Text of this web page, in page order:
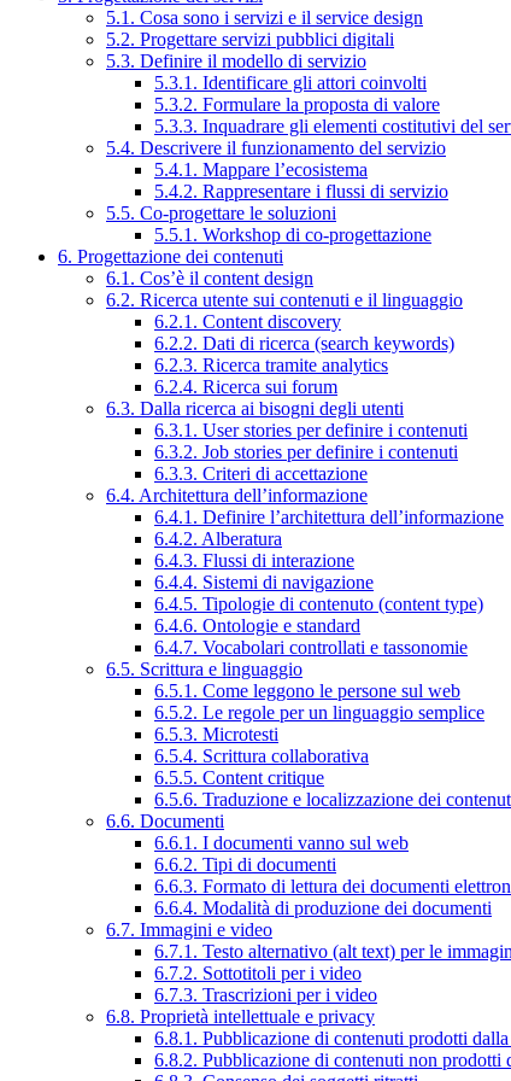
5.1. Cosa sono i servizi e il service design
5.2. Progettare servizi pubblici digitali
5.3. Definire il modello di servizio
5.3.1. Identificare gli attori coinvolti
5.3.2. Formulare la proposta di valore
5.3.3. Inquadrare gli elementi costitutivi del
5.4. Descrivere il funzionamento del servizio
5.4.1. Mappare l’ecosistema
5.4.2. Rappresentare i flussi di servizio
5.5. Co-progettare le soluzioni
5.5.1. Workshop di co-progettazione
6. Progettazione dei contenuti
6.1. Cos’è il content design
6.2. Ricerca utente sui contenuti e il linguaggio
6.2.1. Content discovery
6.2.2. Dati di ricerca (search keywords)
6.2.3. Ricerca tramite analytics
6.2.4. Ricerca sui forum
6.3. Dalla ricerca ai bisogni degli utenti
6.3.1. User stories per definire i contenuti
6.3.2. Job stories per definire i contenuti
6.3.3. Criteri di accettazione
6.4. Architettura dell’informazione
6.4.1. Definire l’architettura dell’informazione
6.4.2. Alberatura
6.4.3. Flussi di interazione
6.4.4. Sistemi di navigazione
6.4.5. Tipologie di contenuto (content type)
6.4.6. Ontologie e standard
6.4.7. Vocabolari controllati e tassonomie
6.5. Scrittura e linguaggio
6.5.1. Come leggono le persone sul web
6.5.2. Le regole per un linguaggio semplice
6.5.3. Microtesti
6.5.4. Scrittura collaborativa
6.5.5. Content critique
6.5.6. Traduzione e localizzazione dei
6.6. Documenti
6.6.1. I documenti vanno sul web
6.6.2. Tipi di documenti
6.6.3. Formato di lettura dei documenti
6.6.4. Modalità di produzione dei documenti
6.7. Immagini e video
6.7.1. Testo alternativo (alt text) per le
6.7.2. Sottotitoli per i video
6.7.3. Trascrizioni per i video
6.8. Proprietà intellettuale e privacy
6.8.1. Pubblicazione di contenuti prodotti
6.8.2. Pubblicazione di contenuti non prodotti